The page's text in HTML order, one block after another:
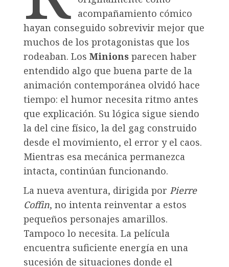
acompañamiento cómico
hayan conseguido sobrevivir mejor que
muchos de los protagonistas que los
rodeaban. Los Minions parecen haber
entendido algo que buena parte de la
animación contemporánea olvidó hace
tiempo: el humor necesita ritmo antes
que explicación. Su lógica sigue siendo
la del cine físico, la del gag construido
desde el movimiento, el error y el caos.
Mientras esa mecánica permanezca
intacta, continúan funcionando.
La nueva aventura, dirigida por Pierre
Coffin, no intenta reinventar a estos
pequeños personajes amarillos.
Tampoco lo necesita. La película
encuentra suficiente energía en una
sucesión de situaciones donde el